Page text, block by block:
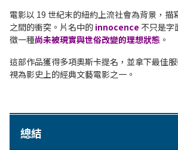
電影以 19 世紀末的紐約上流社會為背景，描
之間的衝突。片名中的 innocence 不只是字
徵一種尚未被現實與世俗改變的理想狀態 。
這部作品獲得多項奧斯卡提名，並拿下最佳
視為影史上的經典文藝電影之一。
總結